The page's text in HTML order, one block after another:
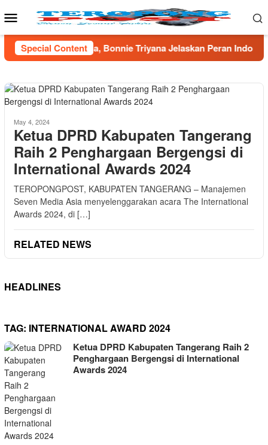
to
Mobile
Menu
Special Content
Triyana Jelaskan Peran Indonesia dalam Sains Global
May 4, 2024
Ketua DPRD Kabupaten Tangerang
Raih 2 Penghargaan Bergengsi di
International Awards 2024
TEROPONGPOST, KABUPATEN TANGERANG – Manajemen
Seven Media Asia menyelenggarakan acara The International
Awards 2024, di […]
RELATED NEWS
HEADLINES
TAG: INTERNATIONAL AWARD 2024
Ketua DPRD Kabupaten Tangerang Raih 2
Penghargaan Bergengsi di International
Awards 2024